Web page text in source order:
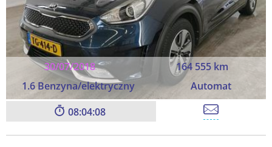
30/07/2018
164 555 km
1.6 Benzyna/elektryczny
Automat
08:04:06